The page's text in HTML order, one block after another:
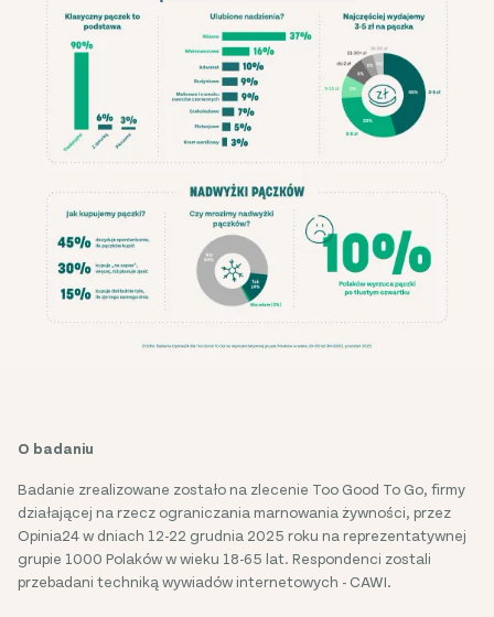
O badaniu
Badanie zrealizowane zostało na zlecenie Too Good To Go, firmy
działającej na rzecz ograniczania marnowania żywności, przez
Opinia24 w dniach 12-22 grudnia 2025 roku na reprezentatywnej
grupie 1000 Polaków w wieku 18-65 lat. Respondenci zostali
przebadani techniką wywiadów internetowych - CAWI.